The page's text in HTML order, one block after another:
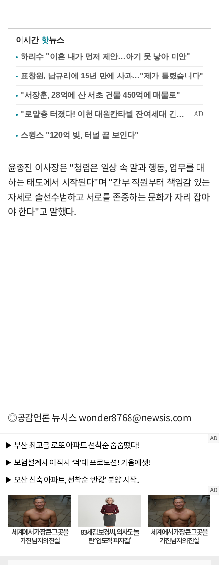
이시간 핫뉴스
하리수 "이혼 내가 먼저 제안…아기 못 낳아 미안"
표창원, 남규리에 15년 만에 사과…"제가 틀렸습니다"
"서장훈, 28억에 산 서초 건물 450억에 매물로"
스윙스 "120억 빚, 터널 끝 보인다"
윤종진 이사장은 "청렴은 일상 속 말과 행동, 업무를 대
하는 태도에서 시작된다"며 "간부 직원부터 책임감 있는
자세로 솔선수범하고 서로를 존중하는 문화가 자리 잡아
야 한다"고 말했다.
◎공감언론 뉴시스wonder8768@newsis.com